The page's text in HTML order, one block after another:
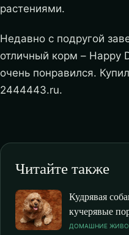
растениями.
Недавно с подругой
отличный корм – Happy
очень понравился.
2444443.ru.
Читайте также
Кудрявая
кучерявые
ДОМАШНИЕ